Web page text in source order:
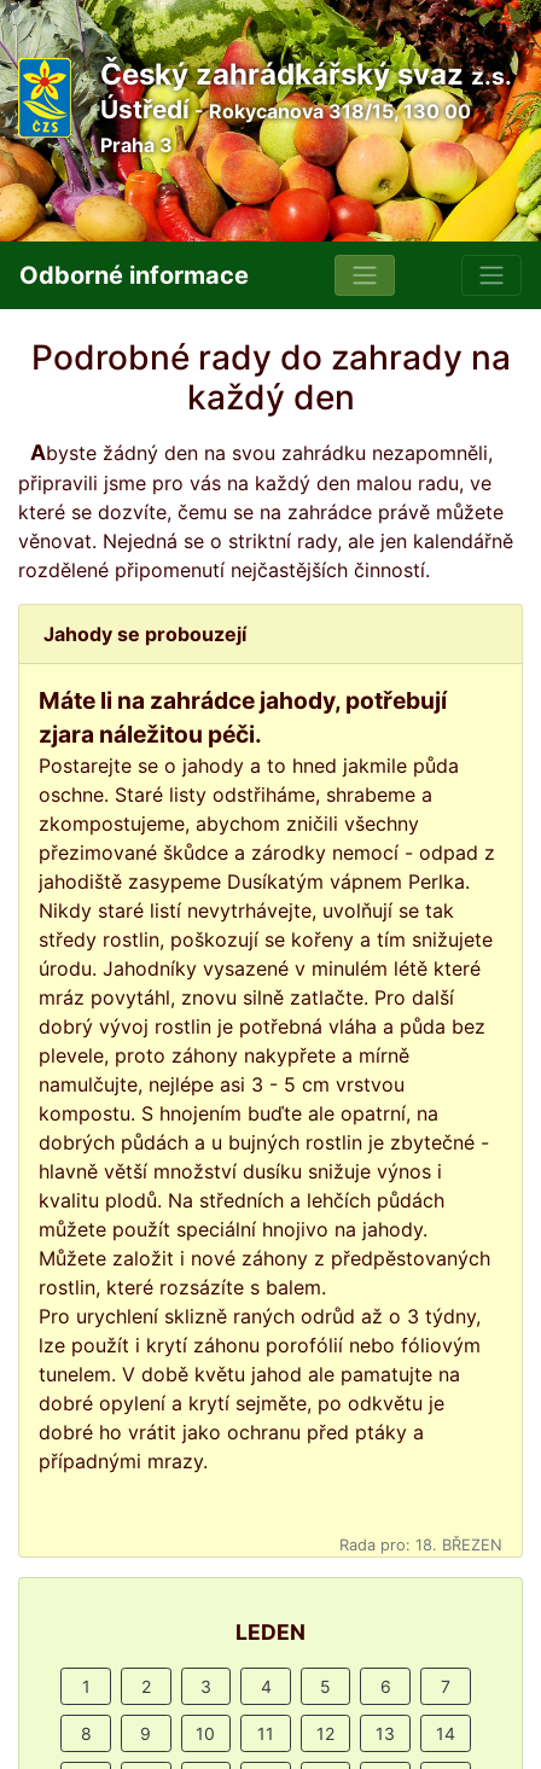
Český zahrádkářský svazz.s.
Ústředí- Rokycanova 318/15, 130 00
Praha 3
Odborné informace
Podrobné rady do zahrady na
každý den
Abyste žádný den na svou zahrádku nezapomněli,
připravili jsme pro vás na každý den malou radu, ve
které se dozvíte, čemu se na zahrádce právě můžete
věnovat. Nejedná se o striktní rady, ale jen kalendářně
rozdělené připomenutí nejčastějších činností.
Jahody se probouzejí
Máte li na zahrádce jahody, potřebují
zjara náležitou péči.
Postarejte se o jahody a to hned jakmile půda
oschne. Staré listy odstřiháme, shrabeme a
zkompostujeme, abychom zničili všechny
přezimované škůdce a zárodky nemocí - odpad z
jahodiště zasypeme Dusíkatým vápnem Perlka.
Nikdy staré listí nevytrhávejte, uvolňují se tak
středy rostlin, poškozují se kořeny a tím snižujete
úrodu. Jahodníky vysazené v minulém létě které
mráz povytáhl, znovu silně zatlačte. Pro další
dobrý vývoj rostlin je potřebná vláha a půda bez
plevele, proto záhony nakypřete a mírně
namulčujte, nejlépe asi 3 - 5 cm vrstvou
kompostu. S hnojením buďte ale opatrní, na
dobrých půdách a u bujných rostlin je zbytečné -
hlavně větší množství dusíku snižuje výnos i
kvalitu plodů. Na středních a lehčích půdách
můžete použít speciální hnojivo na jahody.
Můžete založit i nové záhony z předpěstovaných
rostlin, které rozsázíte s balem.
Pro urychlení sklizně raných odrůd až o 3 týdny,
lze použít i krytí záhonu porofólií nebo fóliovým
tunelem. V době květu jahod ale pamatujte na
dobré opylení a krytí sejměte, po odkvětu je
dobré ho vrátit jako ochranu před ptáky a
případnými mrazy.
Rada pro: 18. BŘEZEN
LEDEN
1 2 3 4 5 6 7
8 9 10 11 12 13 14